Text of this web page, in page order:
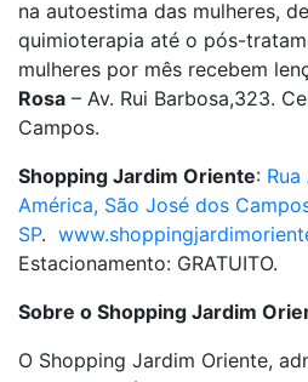
na autoestima das mulheres,
quimioterapia até o pós-
mulheres por mês recebem
Rosa – Av. Rui Barbosa,323.
Campos.
Shopping Jardim Oriente:
América, São José dos
SP.
Estacionamento: GRATUITO.
Sobre o Shopping Jardim
O Shopping Jardim Oriente,